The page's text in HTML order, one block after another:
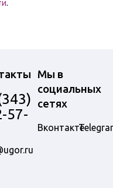
.
57-
Мы в
социальных
сетях
Вконтакте